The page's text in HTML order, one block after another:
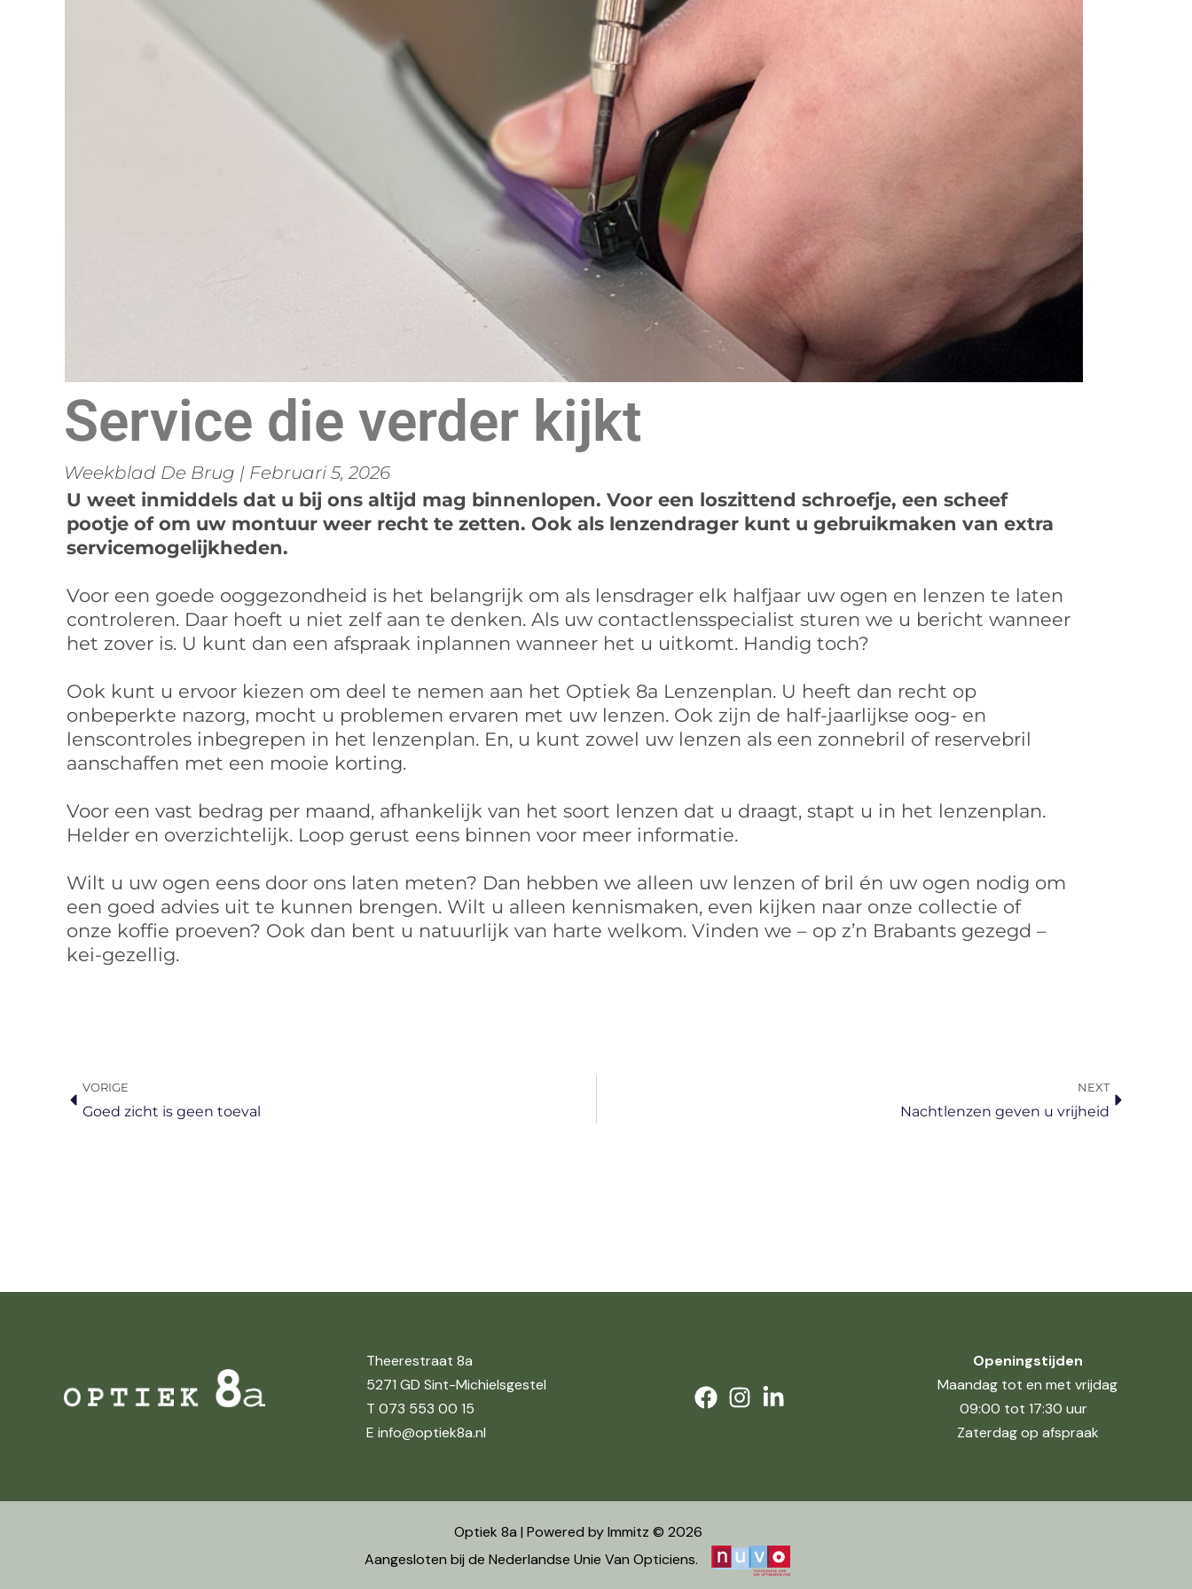
Service die verder kijkt
Weekblad De Brug | Februari 5, 2026
U weet inmiddels dat u bij ons altijd mag binnenlopen. Voor een loszittend schroefje, een scheef
pootje of om uw montuur weer recht te zetten. Ook als lenzendrager kunt u gebruikmaken van extra
servicemogelijkheden.
Voor een goede ooggezondheid is het belangrijk om als lensdrager elk halfjaar uw ogen en lenzen te laten
controleren. Daar hoeft u niet zelf aan te denken. Als uw contactlensspecialist sturen we u bericht wanneer
het zover is. U kunt dan een afspraak inplannen wanneer het u uitkomt. Handig toch?
Ook kunt u ervoor kiezen om deel te nemen aan het Optiek 8a Lenzenplan. U heeft dan recht op
onbeperkte nazorg, mocht u problemen ervaren met uw lenzen. Ook zijn de half-jaarlijkse oog- en
lenscontroles inbegrepen in het lenzenplan. En, u kunt zowel uw lenzen als een zonnebril of reservebril
aanschaffen met een mooie korting.
Voor een vast bedrag per maand, afhankelijk van het soort lenzen dat u draagt, stapt u in het lenzenplan.
Helder en overzichtelijk. Loop gerust eens binnen voor meer informatie.
Wilt u uw ogen eens door ons laten meten? Dan hebben we alleen uw lenzen of bril én uw ogen nodig om
een goed advies uit te kunnen brengen. Wilt u alleen kennismaken, even kijken naar onze collectie of
onze koffie proeven? Ook dan bent u natuurlijk van harte welkom. Vinden we – op z’n Brabants gezegd –
kei-gezellig.
VORIGE
Goed zicht is geen toeval
NEXT
Nachtlenzen geven u vrijheid
Theerestraat 8a
5271 GD Sint-Michielsgestel
T 073 553 00 15
E info@optiek8a.nl
Openingstijden
Maandag tot en met vrijdag
09:00 tot 17:30 uur
Zaterdag op afspraak
Optiek 8a | Powered by Immitz © 2026
Aangesloten bij de Nederlandse Unie Van Opticiens.